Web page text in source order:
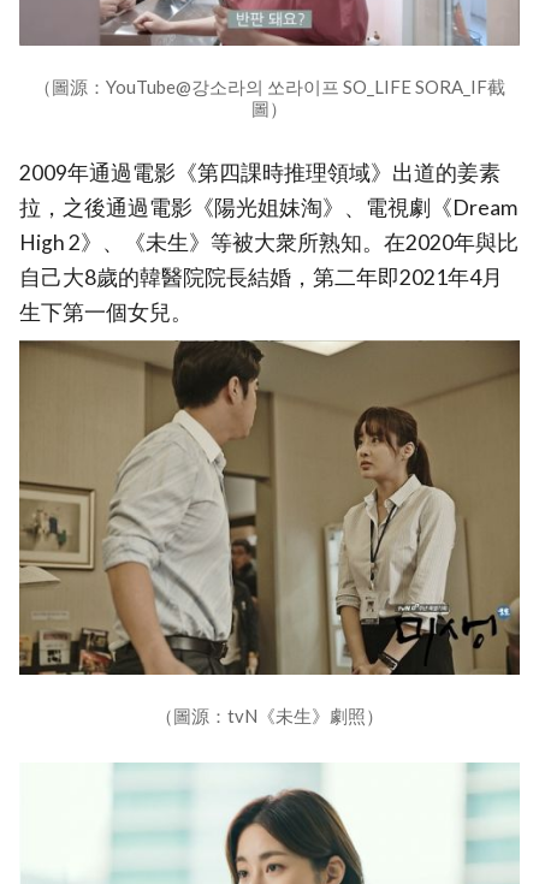
（圖源：YouTube@강소라의 쏘라이프 SO_LIFE SORA_IF截
圖）
2009年通過電影《第四課時推理領域》出道的姜素
拉，之後通過電影《陽光姐妹淘》、電視劇《Dream
High 2》、《未生》等被大衆所熟知。在2020年與比
自己大8歲的韓醫院院長結婚，第二年即2021年4月
生下第一個女兒。
（圖源：tvN《未生》劇照）